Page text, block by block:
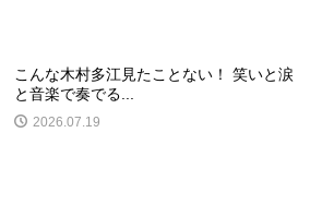
こんな木村多江見たことない！ 笑いと涙
と音楽で奏でる...
2026.07.19